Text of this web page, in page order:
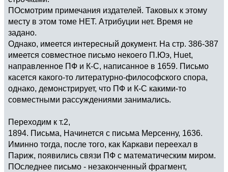
ПОсмотрим примечания издателей. Таковых к этому
месту в этом томе НЕТ. Атрибуции нет. Время не
задано.
Однако, имеется интересный документ. На стр. 386-387
имеется совместное письмо некоего П.Юэ, Huet,
направленное ПФ и К-С, написанное в 1659. Письмо
касется какого-то литературно-философского спора,
однако, демонстрирует, что ПФ и К-С какими-то
совместными рассуждениями занимались.
Переходим к т.2,
1894. Письма, Начинется с письма Мерсенну, 1636.
Иминно тогда, после того, как Каркави переехал в
Париж, появились связи ПФ с математическим миром.
ПОследнее письмо - незаконченный фрагмент,